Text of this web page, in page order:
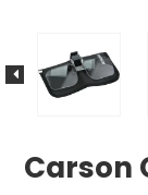
Carson